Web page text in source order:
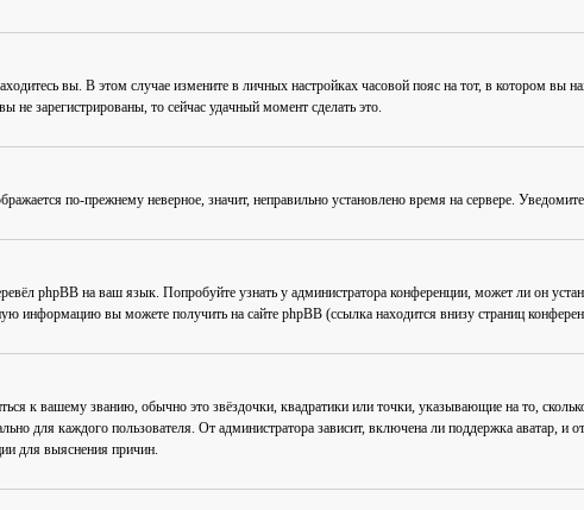
вы. В этом случае измените в личных настройках часовой пояс на тот, в котором вы
не зарегистрированы, то сейчас удачный момент сделать это.
по-прежнему неверное, значит, неправильно установлено время на сервере.
phpBB на ваш язык. Попробуйте узнать у администратора конференции, может ли он
информацию вы можете получить на сайте phpBB (ссылка находится внизу страниц
к вашему званию, обычно это звёздочки, квадратики или точки, указывающие на то,
для каждого пользователя. От администратора зависит, включена ли поддержка аватар, и
для выяснения причин.